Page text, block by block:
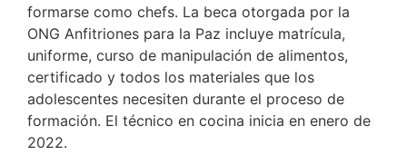
formarse como chefs. La beca otorgada por la
ONG Anfitriones para la Paz incluye matrícula,
uniforme, curso de manipulación de alimentos,
certificado y todos los materiales que los
adolescentes necesiten durante el proceso de
formación. El técnico en cocina inicia en enero de
2022.